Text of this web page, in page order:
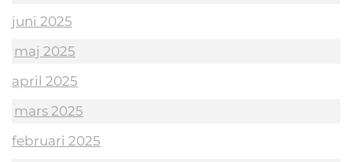
juni 2025
maj 2025
april 2025
mars 2025
februari 2025